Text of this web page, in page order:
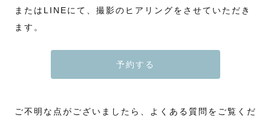
またはLINEにて、撮影のヒアリングをさせていただき
ます。
予約する
ご不明な点がございましたら、よくある質問をご覧くだ